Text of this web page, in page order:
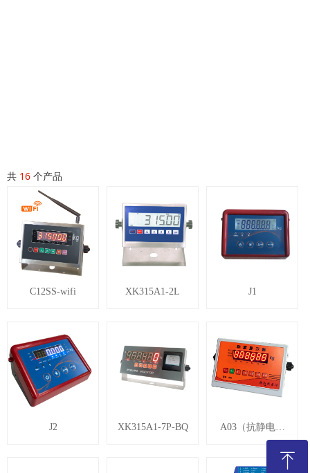
共 16 个产品
C12SS-wifi XK315A1-2L J1
J2 XK315A1-7P-BQ
A03（抗静电仪
ꁸ